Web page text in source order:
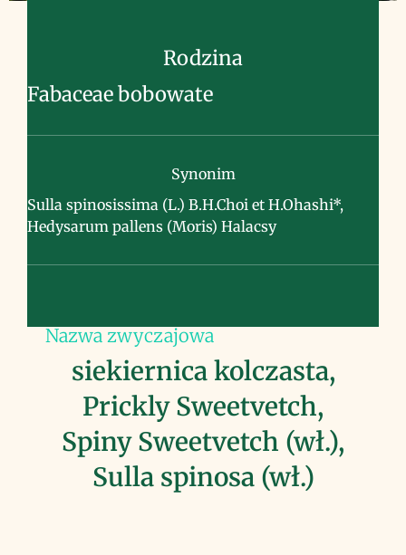
Rodzina
Fabaceae bobowate
Synonim
Sulla spinosissima (L.) B.H.Choi et H.Ohashi*,
Hedysarum pallens (Moris) Halacsy
Nazwa zwyczajowa
siekiernica kolczasta,
Prickly Sweetvetch,
Spiny Sweetvetch (wł.),
Sulla spinosa (wł.)